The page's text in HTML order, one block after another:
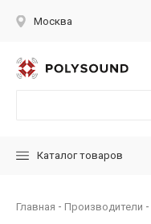
Москва
Каталог товаров
Главная Производители